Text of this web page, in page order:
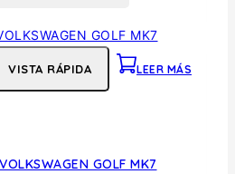
VISTA RÁPIDA LEER MÁS
GOLF MK7